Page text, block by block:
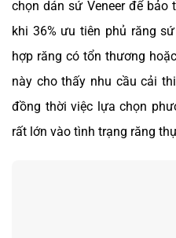
chọn dán sứ Veneer để
khi 36% ưu tiên phủ răng
hợp răng có tổn thương
này cho thấy nhu cầu cải
đồng thời việc lựa chọn
rất lớn vào tình trạng răng